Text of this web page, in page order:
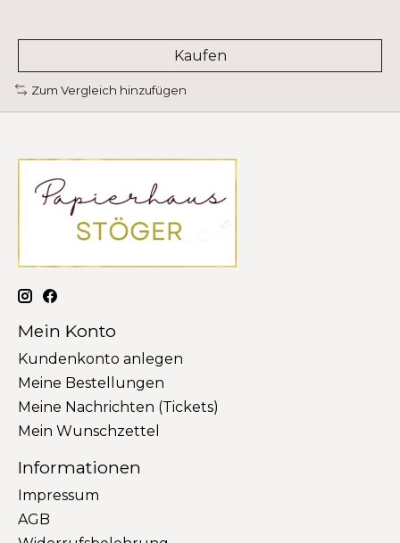
Kaufen
Zum Vergleich hinzufügen
Mein Konto
Kundenkonto anlegen
Meine Bestellungen
Meine Nachrichten (Tickets)
Mein Wunschzettel
Informationen
Impressum
AGB